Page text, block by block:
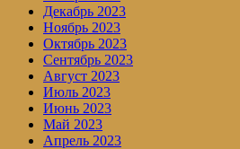
Декабрь 2023
Ноябрь 2023
Октябрь 2023
Сентябрь 2023
Август 2023
Июль 2023
Июнь 2023
Май 2023
Апрель 2023